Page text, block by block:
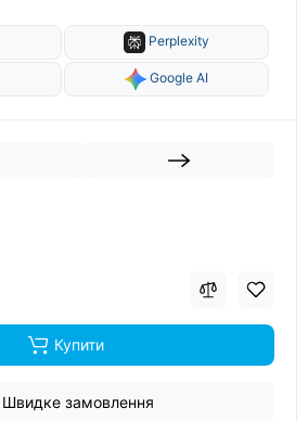
Perplexity
Google AI
Купити
Швидке замовлення